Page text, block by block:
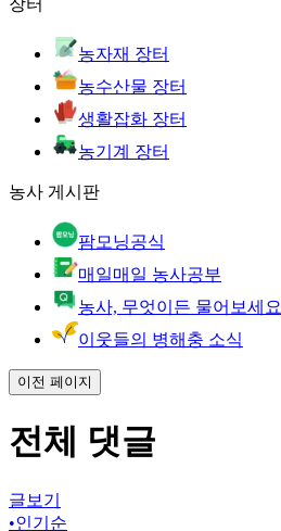
장터
농자재 장터
농수산물 장터
생활잡화 장터
농기계 장터
농사 게시판
팜모닝공식
매일매일 농사공부
농사, 무엇이든 물어보세요
이웃들의 병해충 소식
이전 페이지
전체 댓글
글보기
•인기순